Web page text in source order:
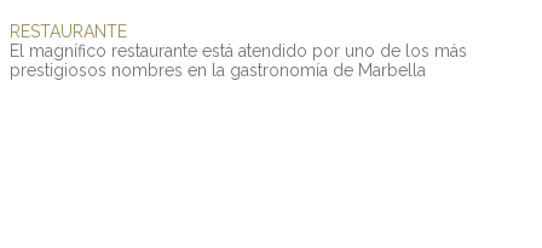
RESTAURANTE
El magnífico restaurante está atendido por uno de los más
prestigiosos nombres en la gastronomía de Marbella